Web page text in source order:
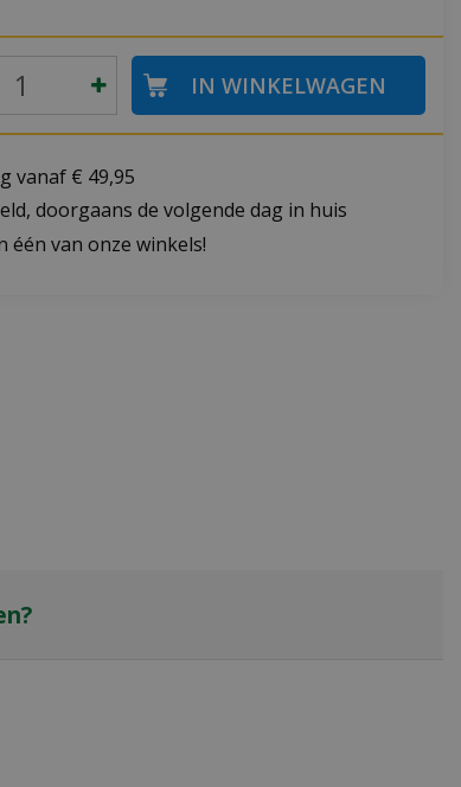
vanaf € 49,95
doorgaans de volgende dag in huis
één van onze winkels!